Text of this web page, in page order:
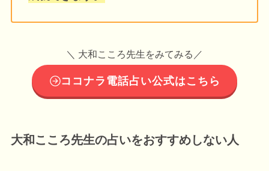
＼ 大和こころ先生をみてみる／
ココナラ電話占い公式はこちら
大和こころ先生の占いをおすすめしない人